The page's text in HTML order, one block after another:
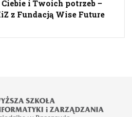
i Twoich potrzeb –
z Fundacją Wise Future